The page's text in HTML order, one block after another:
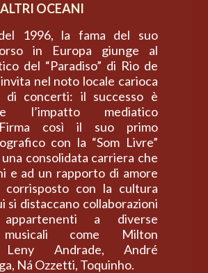
OCEANI
1996, la fama del suo
in Europa giunge al
del “Paradiso” di Rio de
nel noto locale carioca
di concerti: il successo è
l’impatto mediatico
così il suo primo
con la “Som Livre”
consolidata carriera che
e ad un rapporto di amore
corrisposto con la cultura
si distaccano collaborazioni
a diverse
musicali come Milton
Leny Andrade, André
Ná Ozzetti, Toquinho.